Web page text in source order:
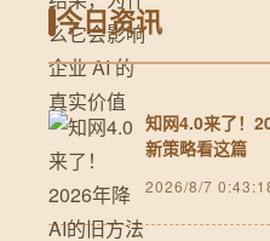
今日资讯
知网4.0来了！
新策略看这篇
2026/8/7